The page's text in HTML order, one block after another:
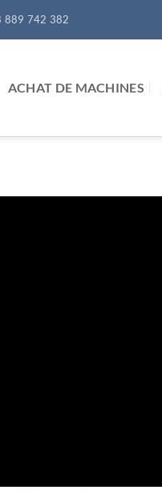
889 742 382
ACHAT DE MACHINES